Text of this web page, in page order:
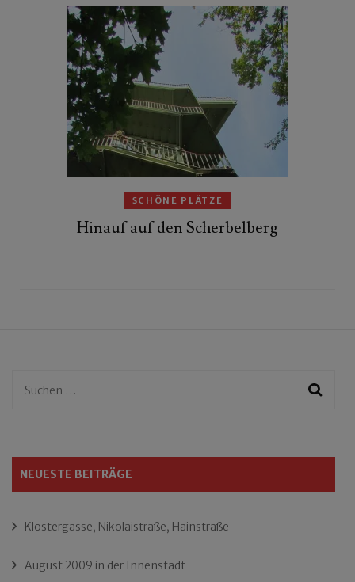
SCHÖNE PLÄTZE
Hinauf auf den Scherbelberg
Suchen
NEUESTE BEITRÄGE
Klostergasse, Nikolaistraße, Hainstraße
August 2009 in der Innenstadt